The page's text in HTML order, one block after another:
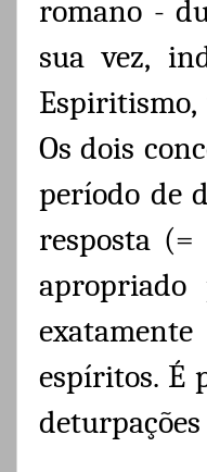
romano -
sua vez,
Os dois
período de
resposta
apropriado
espíritos. É